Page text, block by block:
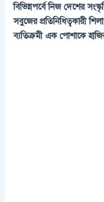
বিভিন্নপর্বে নিজ দেশের
সবুজের প্রতিনিধিত্বকারী
ব্যতিক্রমী এক পোশাকে